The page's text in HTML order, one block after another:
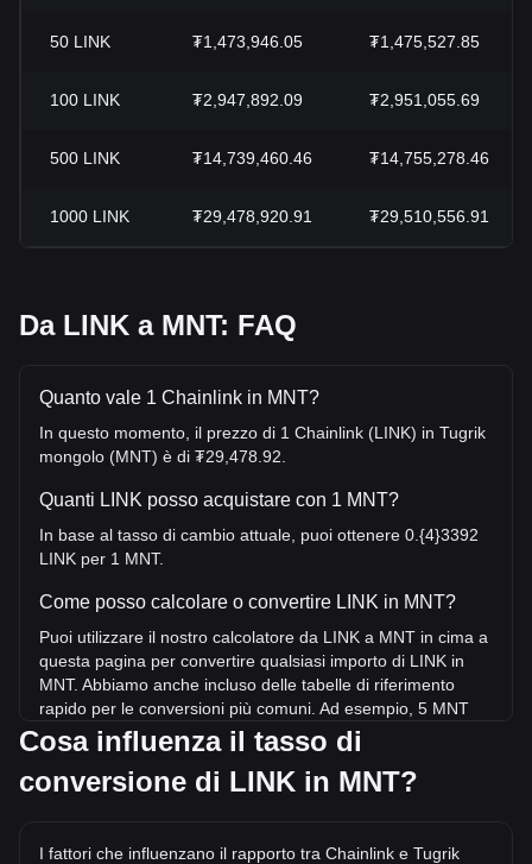
50 LINK ₮1,473,946.05 ₮1,475,527.85
100 LINK ₮2,947,892.09 ₮2,951,055.69
500 LINK ₮14,739,460.46 ₮14,755,278.46
1000 LINK ₮29,478,920.91 ₮29,510,556.91
Da LINK a MNT: FAQ
Quanto vale 1 Chainlink in MNT?
In questo momento, il prezzo di 1 Chainlink (LINK) in Tugrik
mongolo (MNT) è di ₮29,478.92.
Quanti LINK posso acquistare con 1 MNT?
In base al tasso di cambio attuale, puoi ottenere 0.{4}3392
LINK per 1 MNT.
Come posso calcolare o convertire LINK in MNT?
Puoi utilizzare il nostro calcolatore da LINK a MNT in cima a
questa pagina per convertire qualsiasi importo di LINK in
MNT. Abbiamo anche incluso delle tabelle di riferimento
rapido per le conversioni più comuni. Ad esempio, 5 MNT
equivalgono a 0.0001696 LINK, mentre 5 LINK costeranno
circa 147,394.6MNT.
₮190,089.54. Resta da vedere se il valore di 1 LINK/MNT
Cosa influenza il tasso di
conversione di LINK in MNT?
I fattori che influenzano il rapporto tra Chainlink e Tugrik